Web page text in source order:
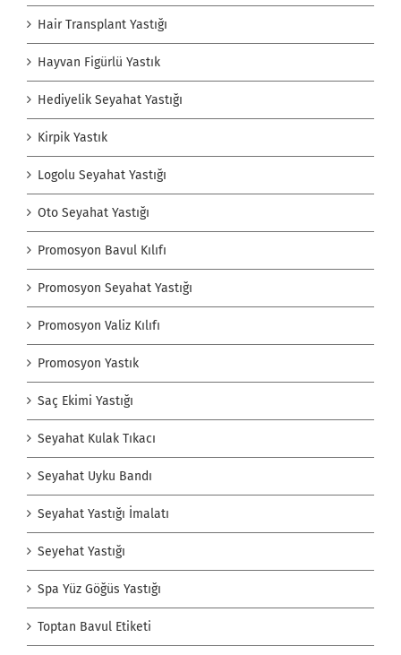
Hair Transplant Yastığı
Hayvan Figürlü Yastık
Hediyelik Seyahat Yastığı
Kirpik Yastık
Logolu Seyahat Yastığı
Oto Seyahat Yastığı
Promosyon Bavul Kılıfı
Promosyon Seyahat Yastığı
Promosyon Valiz Kılıfı
Promosyon Yastık
Saç Ekimi Yastığı
Seyahat Kulak Tıkacı
Seyahat Uyku Bandı
Seyahat Yastığı İmalatı
Seyehat Yastığı
Spa Yüz Göğüs Yastığı
Toptan Bavul Etiketi